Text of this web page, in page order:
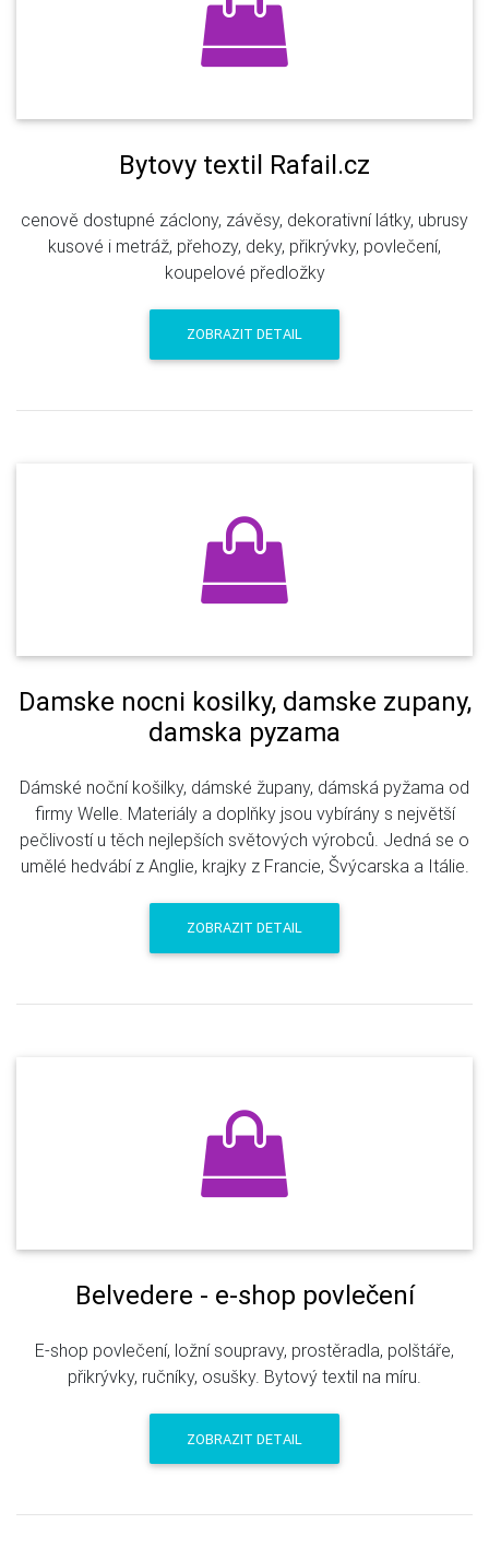
Bytovy textil Rafail.cz
cenově dostupné záclony, závěsy, dekorativní látky, ubrusy
kusové i metráž, přehozy, deky, přikrývky, povlečení,
koupelové předložky
ZOBRAZIT DETAIL
Damske nocni kosilky, damske zupany,
damska pyzama
Dámské noční košilky, dámské župany, dámská pyžama od
firmy Welle. Materiály a doplňky jsou vybírány s největší
pečlivostí u těch nejlepších světových výrobců. Jedná se o
umělé hedvábí z Anglie, krajky z Francie, Švýcarska a Itálie.
ZOBRAZIT DETAIL
Belvedere - e-shop povlečení
E-shop povlečení, ložní soupravy, prostěradla, polštáře,
přikrývky, ručníky, osušky. Bytový textil na míru.
ZOBRAZIT DETAIL